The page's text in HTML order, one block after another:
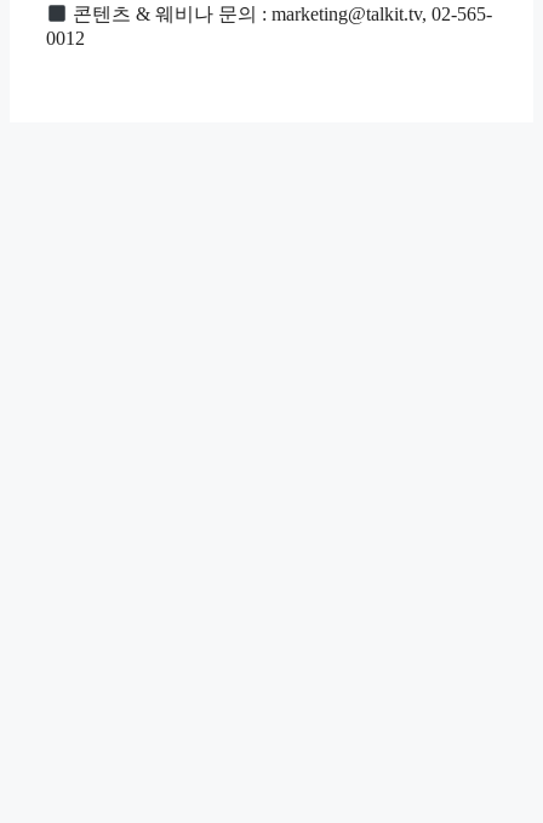
콘텐츠 & 웨비나 문의 : marketing@talkit.tv, 02-565-
0012